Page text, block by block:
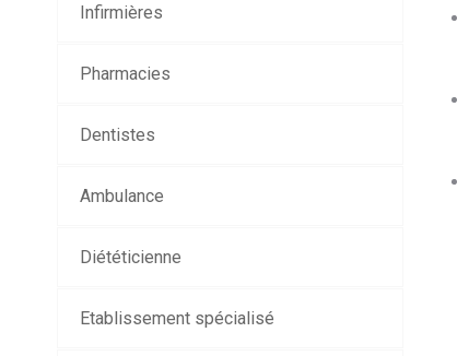
Infirmières
Pharmacies
Dentistes
Ambulance
Diététicienne
Etablissement spécialisé